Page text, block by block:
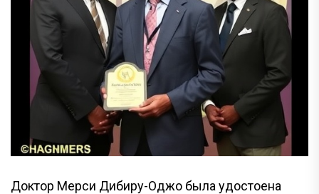
Доктор Мерси Дибиру-Оджо была удостоена